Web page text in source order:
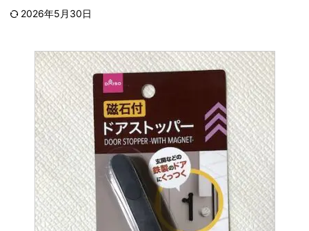
2026年5月30日